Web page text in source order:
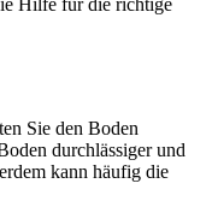
Hilfe für die richtige
Sie den Boden
durchlässiger und
kann häufig die